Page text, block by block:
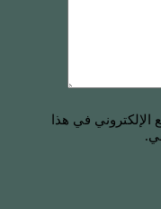
الإلكتروني في هذا